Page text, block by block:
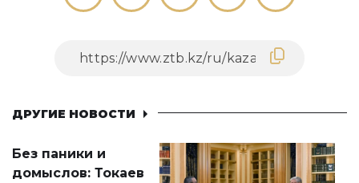
ДРУГИЕ НОВОСТИ
Без паники и
домыслов: Токаев